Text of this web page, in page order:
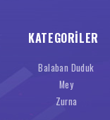
KATEGORILER
Balaban Duduk
Mey
Zurna